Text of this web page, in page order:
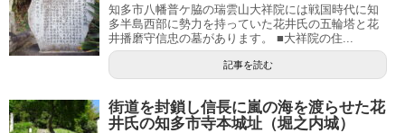
知多市八幡普ケ脇の瑞雲山大祥院には戦国時代に知
多半島西部に勢力を持っていた花井氏の五輪塔と花
井播磨守信忠の墓があります。 ■大祥院の住...
記事を読む
街道を封鎖し信長に嵐の海を渡らせた花
井氏の知多市寺本城址（堀之内城）